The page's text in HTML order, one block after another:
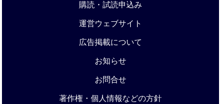
購読・試読申込み
運営ウェブサイト
広告掲載について
お知らせ
お問合せ
著作権・個人情報などの方針